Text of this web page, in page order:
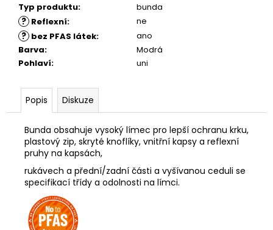
Typ produktu: bunda
? Reflexní: ne
? bez PFAS látek:
ano
Barva:
Modrá
Pohlaví: uni
Popis Diskuze
Bunda obsahuje vysoký límec pro lepší ochranu krku,
plastový zip, skryté knoflíky, vnitřní kapsy a reflexní
pruhy na kapsách,
rukávech a přední/zadní části a vyšívanou ceduli se
specifikací třídy a odolnosti na límci.